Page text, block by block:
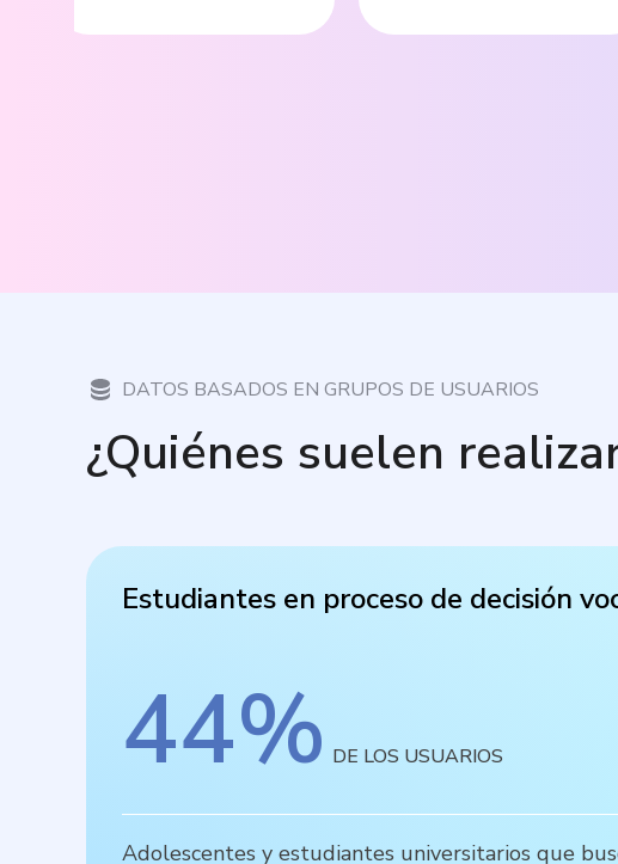
DATOS BASADOS EN GRUPOS DE USUARIOS
¿Quiénes suelen
Estudiantes en proceso de decisión
44% DE LOS USUARIOS
Adolescentes y estudiantes universitarios que